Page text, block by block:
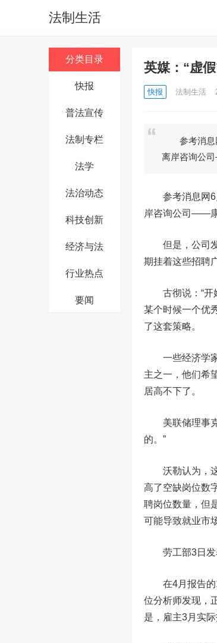
法制生活
分类目录
快报
普法宣传
法制专栏
法学
法治动态
科技创新
经济与法
行业热点
要闻
英媒：“虚
快报 法制生活
参考消息网
离岸咨询公
参考消息网
岸咨询公司——康
但是，公司发
期挂着这些招聘
古彻说：“开始
某个时候一个优
了这套策略。
一些经济学家
主之一，他们希
居高不下了。
美联储理事克
的。”
沃勒认为，这
高了空缺岗位数
聘岗位数量，但
可能导致就业市
劳工部3日发表
在4月报告的
位分析师发现，
是，雇主3月实